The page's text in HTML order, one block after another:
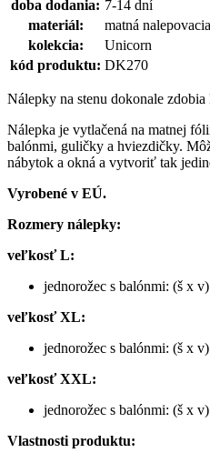
doba dodania: 7-14 dní
materiál:
matná
kolekcia:
Unicorn
kód produktu: DK270
Nálepky na stenu dokonale
Nálepka je vytlačená na matnej
balónmi, guličky a hviezdičky.
nábytok a okná a vytvoriť tak
Vyrobené v EÚ.
Rozmery nálepky:
veľkosť L:
jednorožec s balónmi: (š x
veľkosť XL:
jednorožec s balónmi: (š x
veľkosť XXL:
jednorožec s balónmi: (š x
Vlastnosti produktu: